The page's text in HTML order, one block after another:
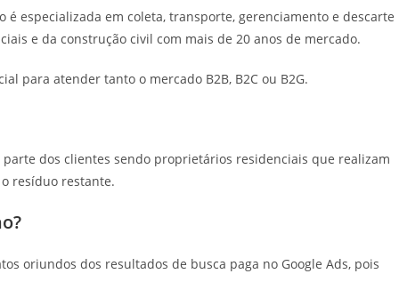
é especializada em coleta, transporte, gerenciamento e descarte
e da construção civil com mais de 20 anos de mercado.
para atender tanto o mercado B2B, B2C ou B2G.
dos clientes sendo proprietários residenciais que realizam
resíduo restante.
oriundos dos resultados de busca paga no Google Ads, pois